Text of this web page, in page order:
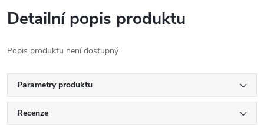
Detailní popis produktu
Popis produktu není dostupný
Parametry produktu
Recenze